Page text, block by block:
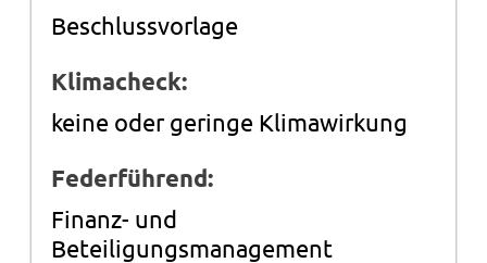
Beschlussvorlage
Klimacheck:
keine oder geringe Klimawirkung
Federführend:
Finanz- und
Beteiligungsmanagement